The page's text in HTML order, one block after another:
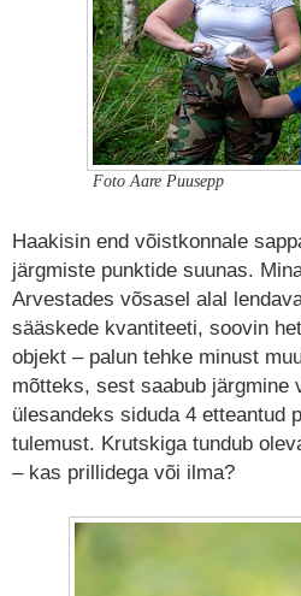
Foto Aare Puusepp
Haakisin end võistkonnale
järgmiste punktide suunas.
Arvestades võsasel alal
sääskede kvantiteeti, soovin
objekt – palun tehke minust
mõtteks, sest saabub järgmine
ülesandeks siduda 4 etteantud
tulemust. Krutskiga tundub
– kas prillidega või ilma?